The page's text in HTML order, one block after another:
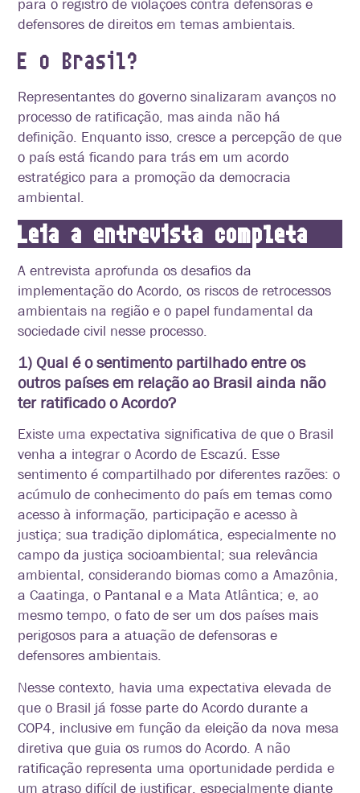
para o registro de violações contra defensoras e
defensores de direitos em temas ambientais.
E o Brasil?
Representantes do governo sinalizaram avanços no
processo de ratificação, mas ainda não há
definição. Enquanto isso, cresce a percepção de que
o país está ficando para trás em um acordo
estratégico para a promoção da democracia
ambiental.
Leia a entrevista completa
A entrevista aprofunda os desafios da
implementação do Acordo, os riscos de retrocessos
ambientais na região e o papel fundamental da
sociedade civil nesse processo.
1) Qual é o sentimento partilhado entre os
outros países em relação ao Brasil ainda não
ter ratificado o Acordo?
Existe uma expectativa significativa de que o Brasil
venha a integrar o Acordo de Escazú. Esse
sentimento é compartilhado por diferentes razões: o
acúmulo de conhecimento do país em temas como
acesso à informação, participação e acesso à
justiça; sua tradição diplomática, especialmente no
campo da justiça socioambiental; sua relevância
ambiental, considerando biomas como a Amazônia,
a Caatinga, o Pantanal e a Mata Atlântica; e, ao
mesmo tempo, o fato de ser um dos países mais
perigosos para a atuação de defensoras e
defensores ambientais.
Nesse contexto, havia uma expectativa elevada de
que o Brasil já fosse parte do Acordo durante a
COP4, inclusive em função da eleição da nova mesa
diretiva que guia os rumos do Acordo. A não
ratificação representa uma oportunidade perdida e
um atraso difícil de justificar, especialmente diante